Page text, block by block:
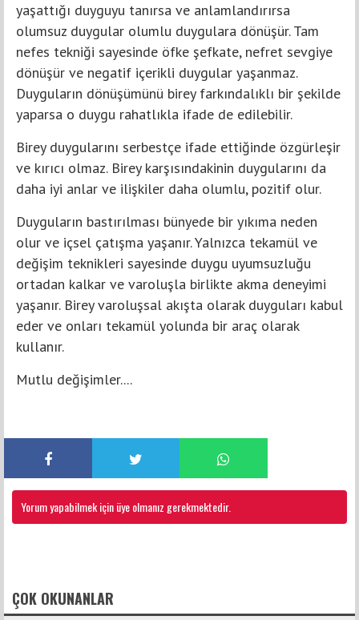
yaşattığı duyguyu tanırsa ve anlamlandırırsa
olumsuz duygular olumlu duygulara dönüşür. Tam
nefes tekniği sayesinde öfke şefkate, nefret sevgiye
dönüşür ve negatif içerikli duygular yaşanmaz.
Duyguların dönüşümünü birey farkındalıklı bir şekilde
yaparsa o duygu rahatlıkla ifade de edilebilir.
Birey duygularını serbestçe ifade ettiğinde özgürleşir
ve kırıcı olmaz. Birey karşısındakinin duygularını da
daha iyi anlar ve ilişkiler daha olumlu, pozitif olur.
Duyguların bastırılması bünyede bir yıkıma neden
olur ve içsel çatışma yaşanır. Yalnızca tekamül ve
değişim teknikleri sayesinde duygu uyumsuzluğu
ortadan kalkar ve varoluşla birlikte akma deneyimi
yaşanır. Birey varoluşsal akışta olarak duyguları kabul
eder ve onları tekamül yolunda bir araç olarak
kullanır.
Mutlu değişimler....
Yorum yapabilmek için üye olmanız gerekmektedir.
ÇOK OKUNANLAR